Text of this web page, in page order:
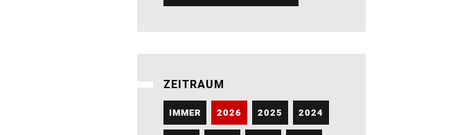
ZEITRAUM
IMMER 2026 2025 2024